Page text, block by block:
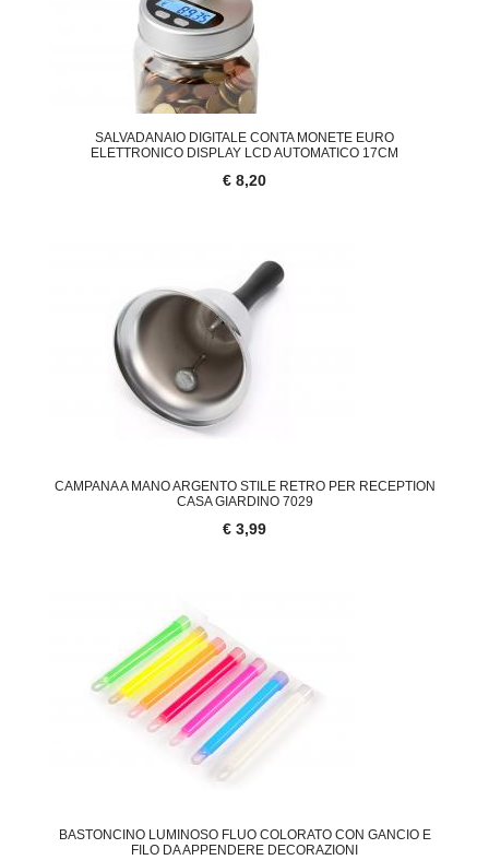
SALVADANAIO DIGITALE CONTA MONETE EURO
ELETTRONICO DISPLAY LCD AUTOMATICO 17CM
€ 8,20
CAMPANA A MANO ARGENTO STILE RETRO PER RECEPTION
CASA GIARDINO 7029
€ 3,99
BASTONCINO LUMINOSO FLUO COLORATO CON GANCIO E
FILO DA APPENDERE DECORAZIONI